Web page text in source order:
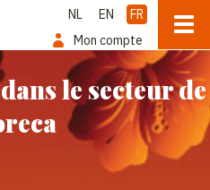
NL EN
FR
Mon compte
le secteur de